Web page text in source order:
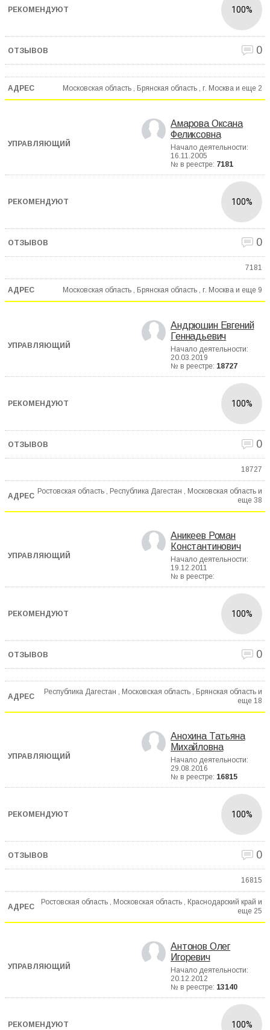
100%
0
Московская область , Брянская область , г. Москва и еще 2
Амарова Оксана
Феликсовна
Начало деятельности:
16.11.2005
№ в реестре: 7181
100%
0
7181
Московская область , Брянская область , г. Москва и еще 9
Андрюшин Евгений
Геннадьевич
Начало деятельности:
20.03.2019
№ в реестре: 18727
100%
0
18727
Ростовская область , Республика Дагестан , Московская область и
еще 38
Аникеев Роман
Константинович
Начало деятельности:
19.12.2011
№ в реестре:
100%
0
Республика Дагестан , Московская область , Брянская область и
еще 18
Анохина Татьяна
Михайловна
Начало деятельности:
29.08.2016
№ в реестре: 16815
100%
0
16815
Ростовская область , Московская область , Краснодарский край и
еще 25
Антонов Олег
Игоревич
Начало деятельности:
20.12.2012
№ в реестре: 13140
100%